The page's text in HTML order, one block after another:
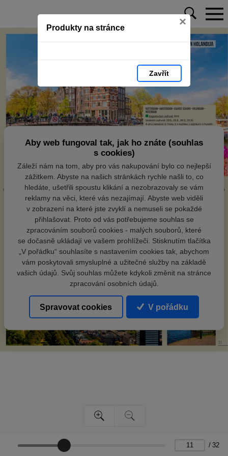
Produkty na stránce ×
Zavřít
/ 32
Aby web fungoval tak, jak ho znáte (souhlas
s cookies)
Záleží nám na tom, aby pro vás nakupování bylo co nejlepší
zážitkem. Abyste na našich stránkách rychle našli to, co
hledáte, ušetřili spoustu klikání a nezobrazovaly se vám
reklamy na věci, které vás nezajímají. Abyste web viděli
v zobrazení na které jste zvyklí a nemuseli se pokaždé
přihlašovat. Proto od vás potřebujeme souhlas se
zpracováním souborů cookies - malých souborů, které
se dočasně ukládají ve vašem prohlížeči. Stisknutím tlačítka
„V pořádku“ souhlasíte s nastavením cookies tak, abychom
vám poskytovali smysluplné a užitečné služby na základě
vašich údajů. Svůj souhlas můžete kdykoli změnit na stránce
zpracování osobních údajů.
Spravovat cookies V pořádku